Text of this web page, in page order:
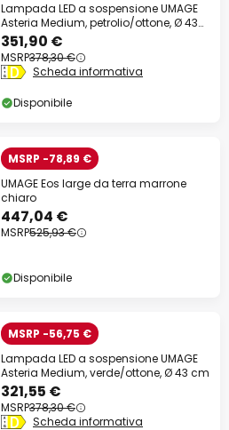
Lampada LED a sospensione UMAGE
Asteria Medium, petrolio/ottone, Ø 43
cm
351,90 €
MSRP378,30 €
Scheda informativa
Disponibile
MSRP -78,89 €
UMAGE Eos large da terra marrone
chiaro
447,04 €
MSRP525,93 €
Disponibile
MSRP -56,75 €
Lampada LED a sospensione UMAGE
Asteria Medium, verde/ottone, Ø 43 cm
321,55 €
MSRP378,30 €
Scheda informativa